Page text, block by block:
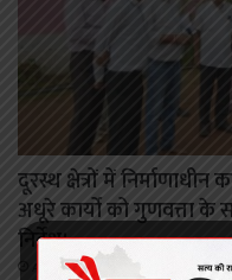
दूरस्थ क्षेत्रों में
अधूरे कार्यो को गुणवत्ता
निर्देश।
August 5, 2026